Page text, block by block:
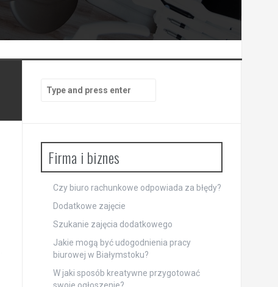
Search
for:
Firma i biznes
Czy biuro rachunkowe odpowiada za błędy?
Dodatkowe zajęcie
Szukanie zajęcia dodatkowego
Jakie mogą być udogodnienia pracy
biurowej w Białymstoku?
W jaki sposób kreatywne przygotować